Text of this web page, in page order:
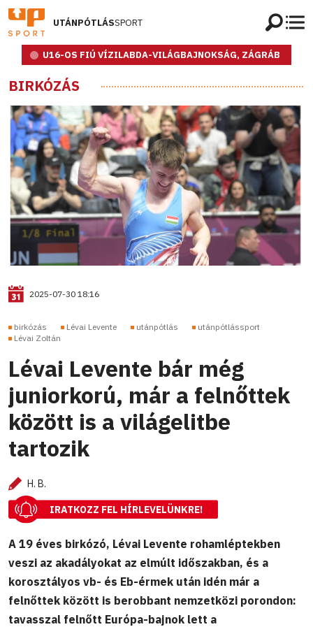
UTÁNPÓTLÁSSPORT
U16-OS FIÚ VÍZILABDA-VILÁGBAJNOKSÁG, ZÁGRÁB
BIRKÓZÁS
2025-07-30 18:16
birkózás Lévai Levente utánpótlás
utánpótlássport
Lévai Zoltán
Lévai Levente bár még
juniorkorú, már a felnőttek
között is a világelitbe
tartozik
H. B.
IRATKOZZ FEL HÍRLEVELÜNKRE!
A 19 éves birkózó, Lévai Levente rohamléptekben
veszi az akadályokat az elmúlt időszakban, és a
korosztályos vb- és Eb-érmek után idén már a
felnőttek között is berobbant nemzetközi porondon:
tavasszal felnőtt Európa-bajnok lett a